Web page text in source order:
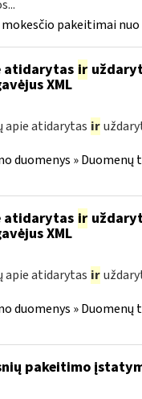
pakeitimai nuo
atidarytas ir
XML
apie atidarytas ir
duomenys » Duomenų
atidarytas ir
XML
apie atidarytas ir
duomenys » Duomenų
pakeitimo